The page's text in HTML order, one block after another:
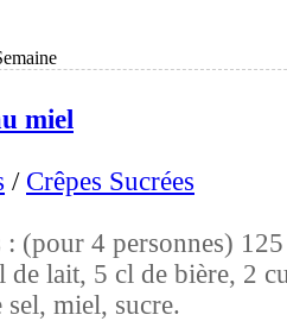
miel
/ Crêpes Sucrées
: (pour 4 personnes)
de lait, 5 cl de bière, 2
sel, miel, sucre.